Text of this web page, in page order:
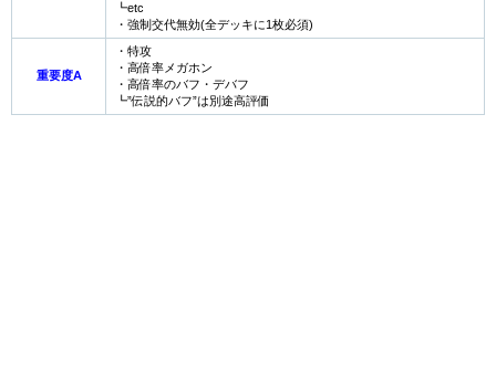
┗etc
・強制交代無効(全デッキに1枚必須)
重要度A
・特攻
・高倍率メガホン
・高倍率のバフ・デバフ
┗”伝説的バフ”は別途高評価